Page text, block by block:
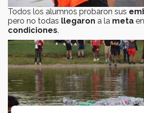
Todos los alumnos probaron sus
pero no todas llegaron a la meta en
condiciones.